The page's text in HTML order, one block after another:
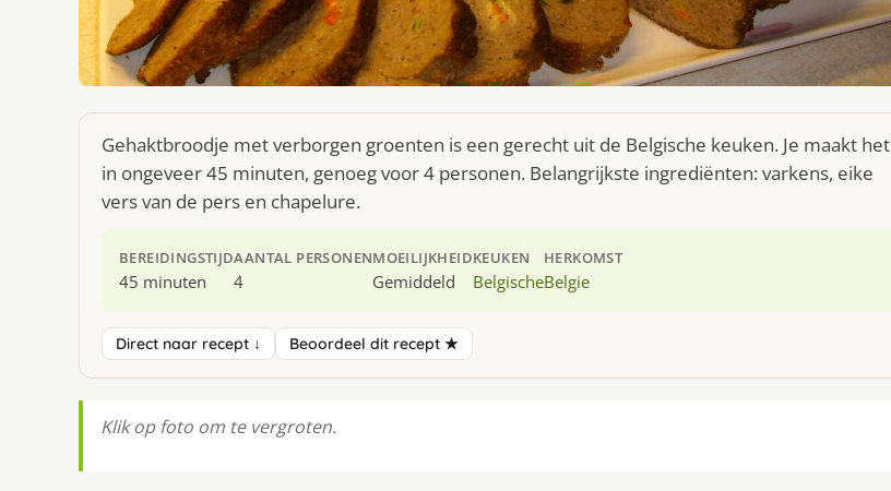
Gehaktbroodje met verborgen groenten is een gerecht uit de Belgische keuken. Je maakt het
in ongeveer 45 minuten, genoeg voor 4 personen. Belangrijkste ingrediënten: varkens, eike
vers van de pers en chapelure.
BEREIDINGSTIJD
45 minuten
AANTAL PERSONEN
4
MOEILIJKHEID
Gemiddeld
KEUKEN
Belgische
HERKOMST
Belgie
Direct naar recept ↓ Beoordeel dit recept ★
Klik op foto om te vergroten.